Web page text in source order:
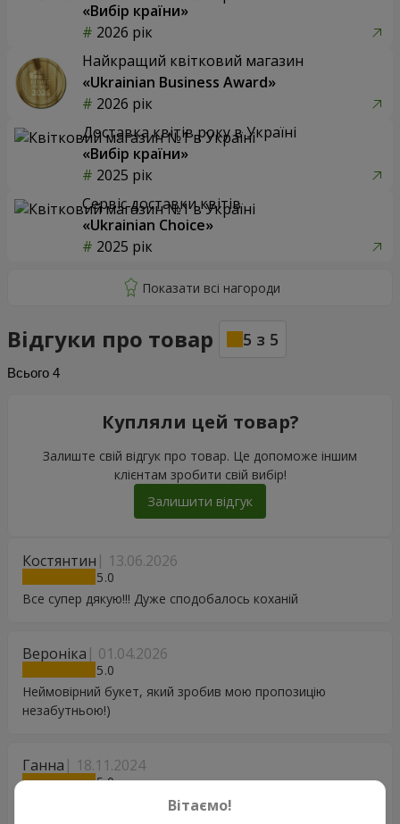
«Вибір країни»
2026 рік
Найкращий квітковий магазин
«Ukrainian Business Award»
2026 рік
Доставка квітів року в Україні
«Вибір країни»
2025 рік
Сервіс доставки квітів
«Ukrainian Choice»
2025 рік
Відгуки про товар 5 з 5
Всього 4
Костянтин 13.06.2026
5
Все супер дякую!!! Дуже сподобалось коханій
Вероніка 01.04.2026
5
Неймовірний букет, який зробив мою пропозицію
незабутньою!)
Ганна 18.11.2024
5
Замовляла рози для сестри, яка нещодавно народила.
Купляли цей товар?
Залиште свій відгук про товар. Це допоможе іншим
клієнтам зробити свій вибір!
Залишити відгук
Вітаємо!